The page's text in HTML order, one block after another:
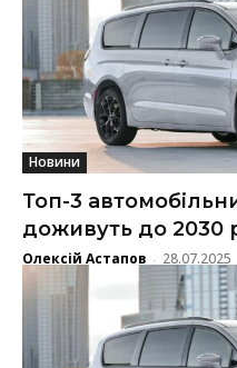
Новини
Топ-3
доживуть до 2030
Олексій Астапов - 28.07.2025